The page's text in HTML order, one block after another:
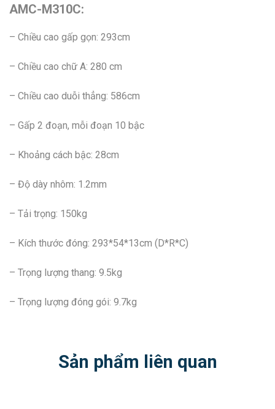
AMC-M310C:
– Chiều cao gấp gọn: 293cm
– Chiều cao chữ A: 280 cm
– Chiều cao duỗi thẳng: 586cm
– Gấp 2 đoạn, mỗi đoạn 10 bậc
– Khoảng cách bậc: 28cm
– Độ dày nhôm: 1.2mm
– Tải trọng: 150kg
– Kích thước đóng: 293*54*13cm (D*R*C)
– Trọng lượng thang: 9.5kg
– Trọng lượng đóng gói: 9.7kg
Sản phẩm liên quan